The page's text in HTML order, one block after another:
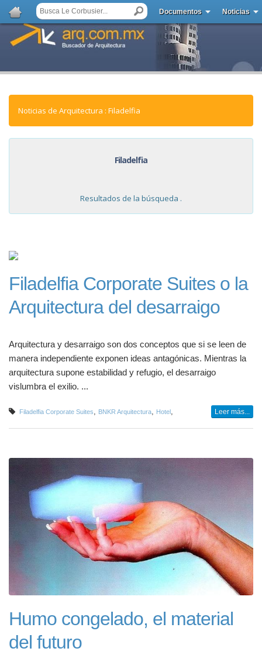
Documentos Noticias
Noticias de Arquitectura : Filadelfia
Filadelfia
Resultados de la búsqueda .
Filadelfia Corporate Suites o la
Arquitectura del desarraigo
Arquitectura y desarraigo son dos conceptos que si se leen de
manera independiente exponen ideas antagónicas. Mientras la
arquitectura supone estabilidad y refugio, el desarraigo
vislumbra el exilio. ...
Filadelfia Corporate Suites, BNKR Arquitectura, Hotel, Leer más...
Humo congelado, el material
del futuro